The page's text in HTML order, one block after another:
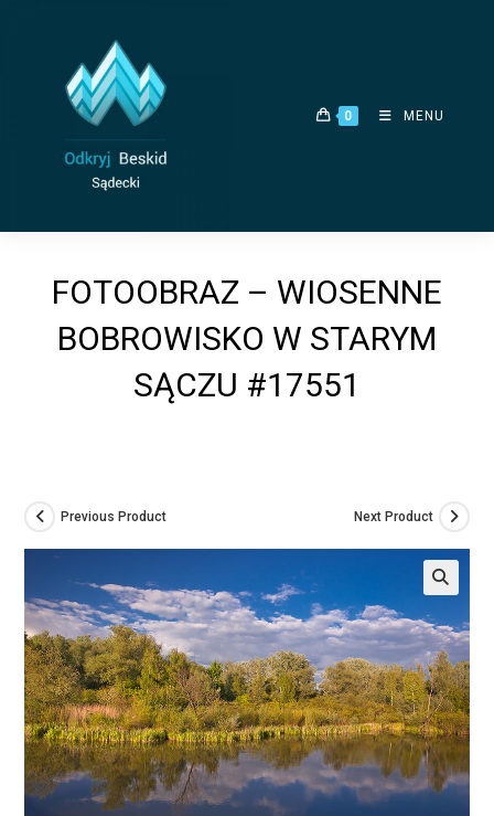
0 MENU
FOTOOBRAZ – WIOSENNE
BOBROWISKO W STARYM
SĄCZU #17551
Previous Product Next Product